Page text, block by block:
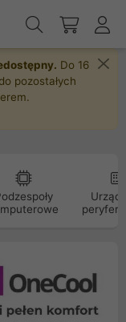
Do 16
pozostałych